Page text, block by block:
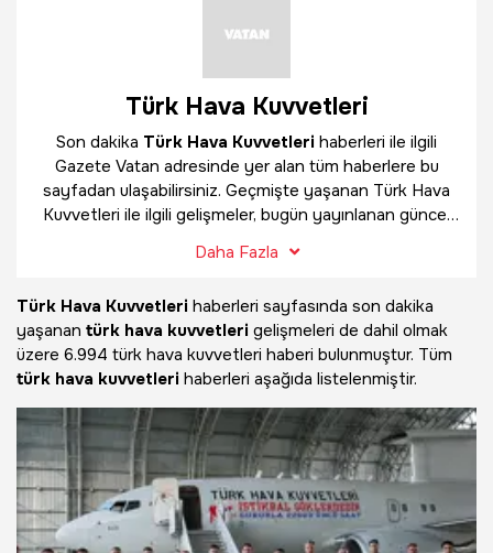
Türk Hava Kuvvetleri
Son dakika Türk Hava Kuvvetleri haberleri ile ilgili
Gazete Vatan adresinde yer alan tüm haberlere bu
sayfadan ulaşabilirsiniz. Geçmişte yaşanan Türk Hava
Kuvvetleri ile ilgili gelişmeler, bugün yayınlanan güncel
haber sayfamızda bulabilirsiniz.
Daha Fazla
Türk Hava Kuvvetleri haberleri sayfasında son dakika
yaşanan türk hava kuvvetleri gelişmeleri de dahil olmak
üzere 6.994 türk hava kuvvetleri haberi bulunmuştur. Tüm
türk hava kuvvetleri haberleri aşağıda listelenmiştir.